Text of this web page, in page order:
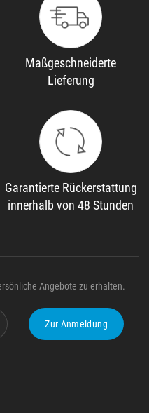
Maßgeschneiderte
Lieferung
Garantierte Rückerstattung
innerhalb von 48 Stunden
Angebote zu erhalten.
Zur Anmeldung